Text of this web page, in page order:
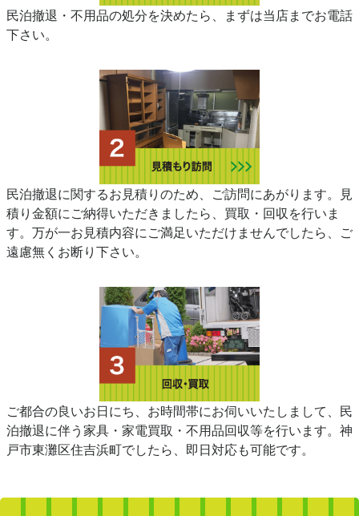
民泊撤退・不用品の処分を決めたら、まずは当店までお電話
下さい。
民泊撤退に関するお見積りのため、ご訪問にあがります。見
積り金額にご納得いただきましたら、買取・回収を行いま
す。万が一お見積内容にご満足いただけませんでしたら、ご
遠慮無くお断り下さい。
ご都合の良いお日にち、お時間帯にお伺いいたしまして、民
泊撤退に伴う家具・家電買取・不用品回収等を行います。神
戸市東灘区住吉浜町でしたら、即日対応も可能です。